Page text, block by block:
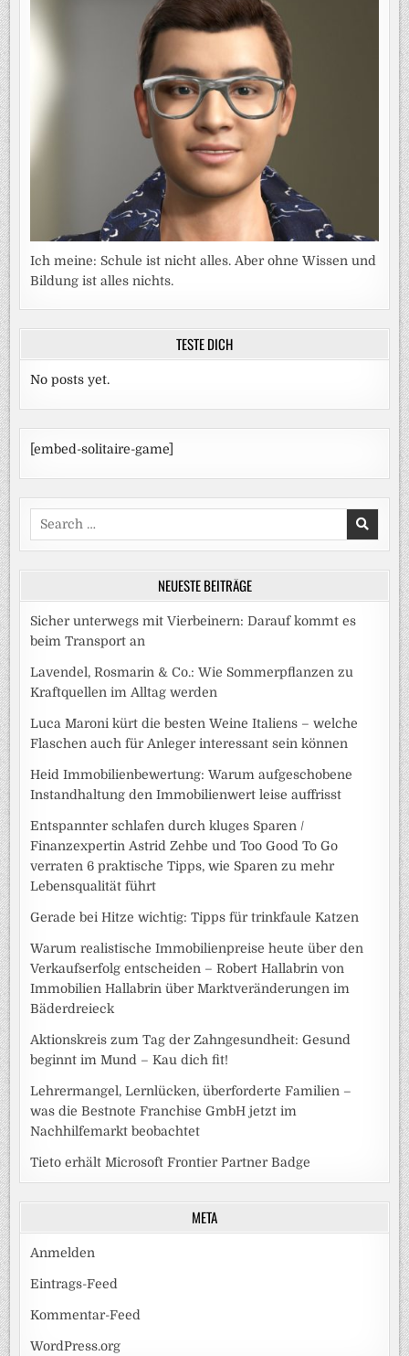
Ich meine: Schule ist nicht alles. Aber ohne Wissen und
Bildung ist alles nichts.
TESTE DICH
No posts yet.
[embed-solitaire-game]
Search
for:
NEUESTE BEITRÄGE
Sicher unterwegs mit Vierbeinern: Darauf kommt es
beim Transport an
Lavendel, Rosmarin & Co.: Wie Sommerpflanzen zu
Kraftquellen im Alltag werden
Luca Maroni kürt die besten Weine Italiens – welche
Flaschen auch für Anleger interessant sein können
Heid Immobilienbewertung: Warum aufgeschobene
Instandhaltung den Immobilienwert leise auffrisst
Entspannter schlafen durch kluges Sparen /
Finanzexpertin Astrid Zehbe und Too Good To Go
verraten 6 praktische Tipps, wie Sparen zu mehr
Lebensqualität führt
Gerade bei Hitze wichtig: Tipps für trinkfaule Katzen
Warum realistische Immobilienpreise heute über den
Verkaufserfolg entscheiden – Robert Hallabrin von
Immobilien Hallabrin über Marktveränderungen im
Bäderdreieck
Aktionskreis zum Tag der Zahngesundheit: Gesund
beginnt im Mund – Kau dich fit!
Lehrermangel, Lernlücken, überforderte Familien –
was die Bestnote Franchise GmbH jetzt im
Nachhilfemarkt beobachtet
Tieto erhält Microsoft Frontier Partner Badge
META
Anmelden
Eintrags-Feed
Kommentar-Feed
WordPress.org